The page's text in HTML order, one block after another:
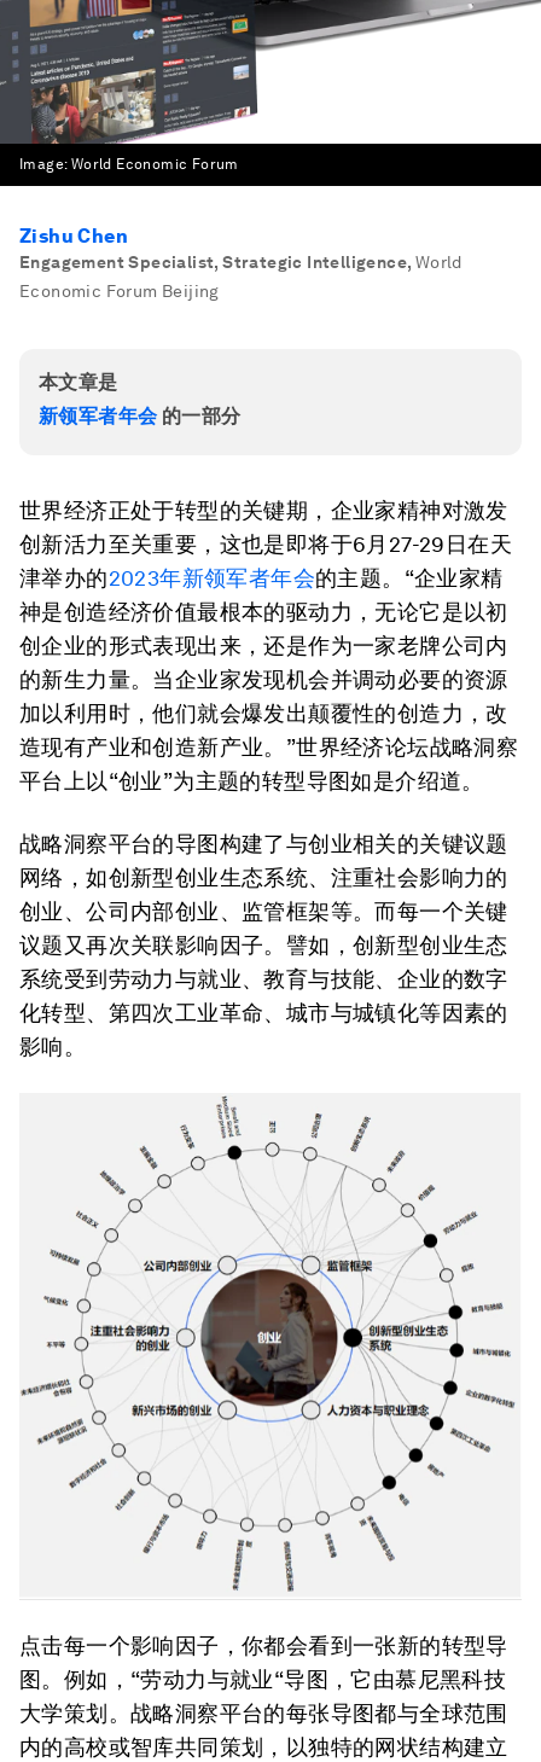
Image: World Economic Forum
Zishu Chen
Engagement Specialist, Strategic Intelligence, World
Economic Forum Beijing
本文章是
新领军者年会的一部分
世界经济正处于转型的关键期，企业家精神对激发
创新活力至关重要，这也是即将于6月27-29日在天
津举办的2023年新领军者年会的主题。“企业家精
神是创造经济价值最根本的驱动力，无论它是以初
创企业的形式表现出来，还是作为一家老牌公司内
的新生力量。当企业家发现机会并调动必要的资源
加以利用时，他们就会爆发出颠覆性的创造力，改
造现有产业和创造新产业。”世界经济论坛战略洞察
平台上以“创业”为主题的转型导图如是介绍道。
战略洞察平台的导图构建了与创业相关的关键议题
网络，如创新型创业生态系统、注重社会影响力的
创业、公司内部创业、监管框架等。而每一个关键
议题又再次关联影响因子。譬如，创新型创业生态
系统受到劳动力与就业、教育与技能、企业的数字
化转型、第四次工业革命、城市与城镇化等因素的
影响。
点击每一个影响因子，你都会看到一张新的转型导
图。例如，“劳动力与就业“导图，它由慕尼黑科技
大学策划。战略洞察平台的每张导图都与全球范围
内的高校或智库共同策划，以独特的网状结构建立